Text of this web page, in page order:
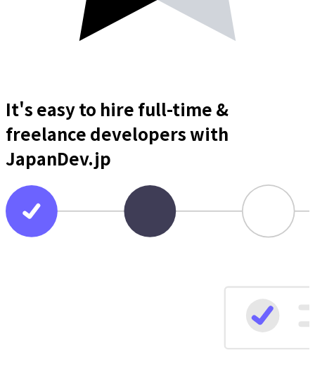
It's easy to hire full-time &
freelance developerswith
JapanDev.jp